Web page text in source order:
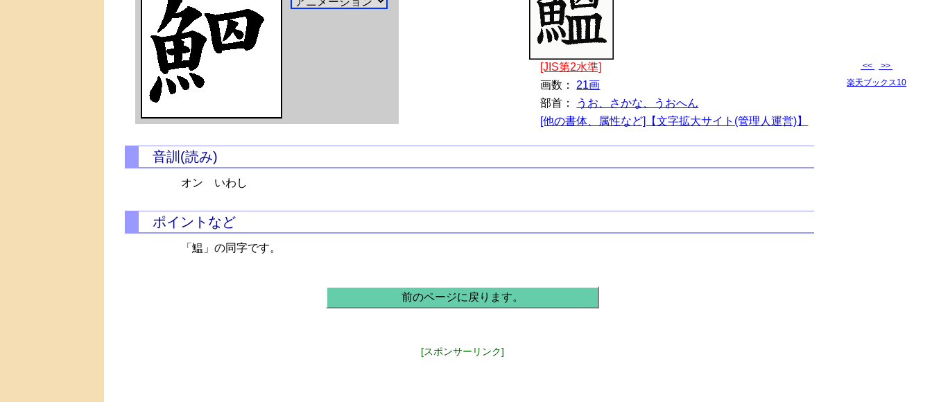
[JIS第2水準]
画数： 21画
部首：
うお、さかな、うおへん
[他の書体、属性など]【文字拡大サイト(管理人運営)】
音訓(読み)
オン いわし
ポイントなど
「鰛」の同字です。
前のページに戻ります。
[スポンサーリンク]
<<
>>
楽天ブックス10